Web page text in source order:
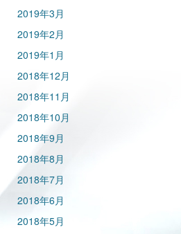
2019年3月
2019年2月
2019年1月
2018年12月
2018年11月
2018年10月
2018年9月
2018年8月
2018年7月
2018年6月
2018年5月